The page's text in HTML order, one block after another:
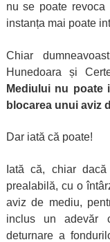
nu se poate
instanța mai poate
Chiar
Hunedoara și
Mediului nu poate
blocarea unui aviz
Dar iată că poate!
Iată că, chiar
prealabilă, cu o
aviz de mediu,
inclus un adevăr
deturnare a